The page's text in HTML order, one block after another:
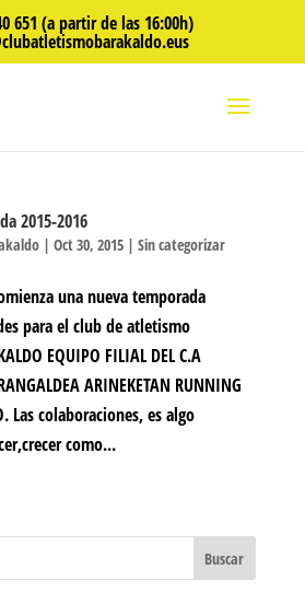
651 (a partir de las 16:00h)
2015-2016
| Oct 30, 2015| Sin categorizar
una nueva temporada
para el club de atletismo
EQUIPO FILIAL DEL C.A
ARINEKETAN RUNNING
Las colaboraciones, es algo
como...